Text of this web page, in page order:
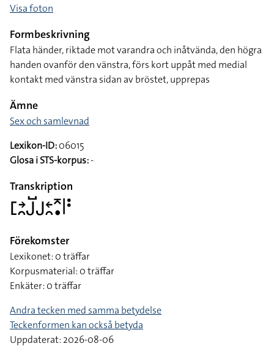
Visa foton
Formbeskrivning
Flata händer, riktade mot varandra och inåtvända, den högra
handen ovanför den vänstra, förs kort uppåt med medial
kontakt med vänstra sidan av bröstet, upprepas
Ämne
Sex och samlevnad
Lexikon-ID:06015
Glosa i STS-korpus:-
Transkription
􌤕􌥔􌥘􌤢􌤹􌤢􌥓􌥘􌥷􌥡􌥼􌥻
Förekomster
Lexikonet: 0 träffar
Korpusmaterial: 0 träffar
Enkäter: 0 träffar
Andra tecken med samma betydelse
Teckenformen kan också betyda
Uppdaterat: 2026-08-06